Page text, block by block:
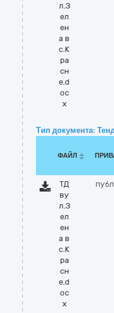
л.З
ел
ен
а в
с.К
ра
сн
е.d
oc
x
Тип документа:
ФАЙЛ
ТД
ву
л.З
ел
ен
а в
с.К
ра
сн
е.d
oc
x